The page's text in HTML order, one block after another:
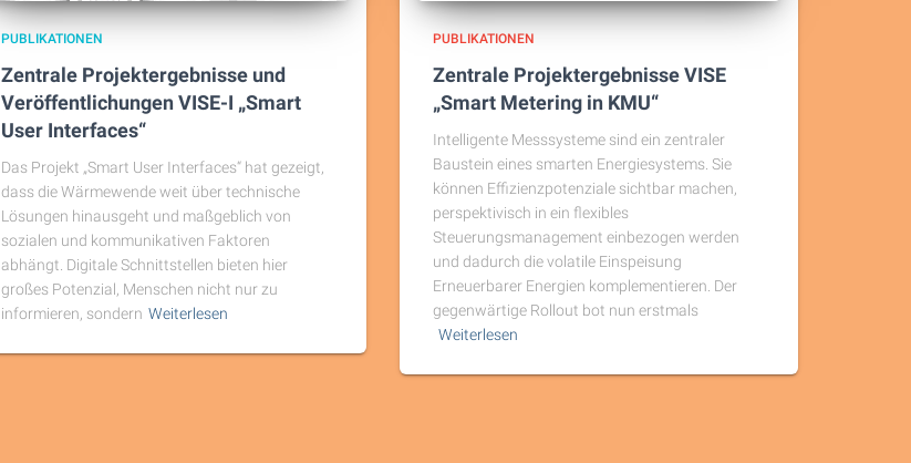
PUBLIKATIONEN
Zentrale Projektergebnisse und
Veröffentlichungen VISE-I „Smart
User Interfaces“
Das Projekt „Smart User Interfaces“ hat gezeigt,
dass die Wärmewende weit über technische
Lösungen hinausgeht und maßgeblich von
sozialen und kommunikativen Faktoren
abhängt. Digitale Schnittstellen bieten hier
großes Potenzial, Menschen nicht nur zu
informieren, sondern Weiterlesen
PUBLIKATIONEN
Zentrale Projektergebnisse VISE
„Smart Metering in KMU“
Intelligente Messsysteme sind ein zentraler
Baustein eines smarten Energiesystems. Sie
können Effizienzpotenziale sichtbar machen,
perspektivisch in ein flexibles
Steuerungsmanagement einbezogen werden
und dadurch die volatile Einspeisung
Erneuerbarer Energien komplementieren. Der
gegenwärtige Rollout bot nun erstmals
Weiterlesen